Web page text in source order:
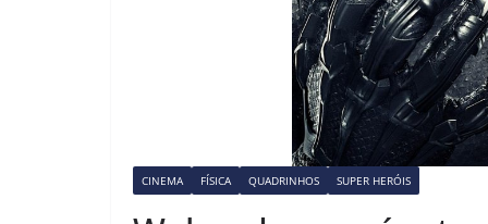
CINEMA FÍSICA QUADRINHOS SUPER HERÓIS